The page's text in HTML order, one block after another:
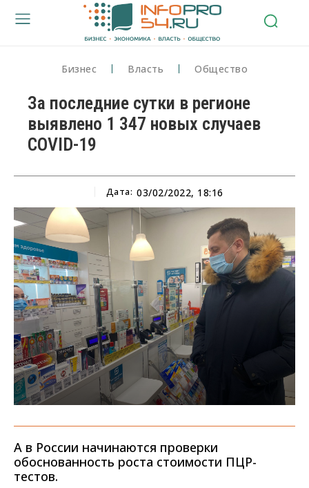
Бизнес Власть Общество
За последние сутки в регионе
выявлено 1 347 новых случаев
COVID-19
Дата: 03/02/2022, 18:16
А в России начинаются проверки
обоснованность роста стоимости ПЦР-
тестов.